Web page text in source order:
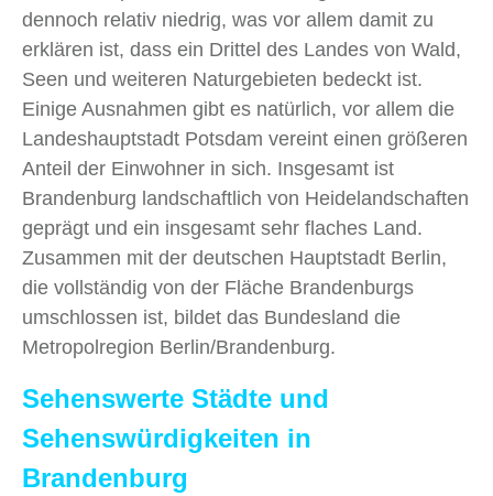
dennoch relativ niedrig, was vor allem damit zu
erklären ist, dass ein Drittel des Landes von Wald,
Seen und weiteren Naturgebieten bedeckt ist.
Einige Ausnahmen gibt es natürlich, vor allem die
Landeshauptstadt Potsdam vereint einen größeren
Anteil der Einwohner in sich. Insgesamt ist
Brandenburg landschaftlich von Heidelandschaften
geprägt und ein insgesamt sehr flaches Land.
Zusammen mit der deutschen Hauptstadt Berlin,
die vollständig von der Fläche Brandenburgs
umschlossen ist, bildet das Bundesland die
Metropolregion Berlin/Brandenburg.
Sehenswerte Städte und
Sehenswürdigkeiten in
Brandenburg